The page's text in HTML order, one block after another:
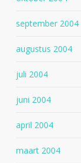
september 2004
augustus 2004
juli 2004
juni 2004
april 2004
maart 2004